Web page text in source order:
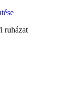
ruházat